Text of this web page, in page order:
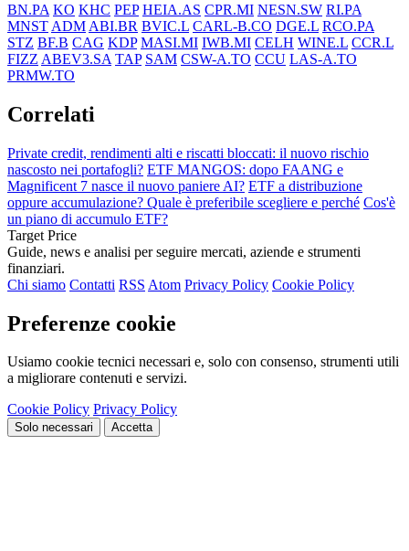
BN.PA KO KHC PEP HEIA.AS CPR.MI NESN.SW RI.PA
MNST ADM ABI.BR BVIC.L CARL-B.CO DGE.L RCO.PA
STZ BF.B CAG KDP MASI.MI IWB.MI CELH WINE.L CCR.L
FIZZ ABEV3.SA TAP SAM CSW-A.TO CCU LAS-A.TO
PRMW.TO
Correlati
Private credit, rendimenti alti e riscatti bloccati: il nuovo rischio
nascosto nei portafogli? ETF MANGOS: dopo FAANG e
Magnificent 7 nasce il nuovo paniere AI? ETF a distribuzione
oppure accumulazione? Quale è preferibile scegliere e perché Cos'è
un piano di accumulo ETF?
Target Price
Guide, news e analisi per seguire mercati, aziende e strumenti
finanziari.
Chi siamo Contatti RSS Atom Privacy Policy Cookie Policy
Preferenze cookie
Usiamo cookie tecnici necessari e, solo con consenso, strumenti utili
a migliorare contenuti e servizi.
Cookie Policy Privacy Policy
Solo necessari Accetta